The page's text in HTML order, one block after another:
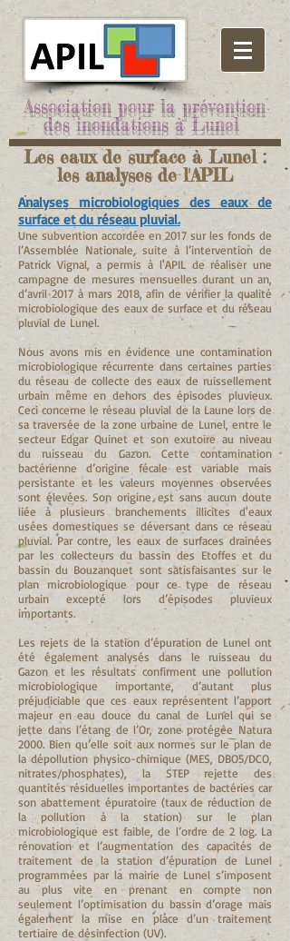
Association pour la prévention
des inondations à Lunel
Les eaux de surface à Lunel :
les analyses de l'APIL
Analyses microbiologiques des eaux de
surface et du réseau pluvial.
Une subvention accordée en 2017 sur les fonds de
l’Assemblée Nationale, suite à l’intervention de
Patrick Vignal, a permis à l'APIL de réaliser une
campagne de mesures mensuelles durant un an,
d’avril 2017 à mars 2018, afin de vérifier la qualité
microbiologique des eaux de surface et du réseau
pluvial de Lunel.
Nous avons mis en évidence une contamination
microbiologique récurrente dans certaines parties
du réseau de collecte des eaux de ruissellement
urbain même en dehors des épisodes pluvieux.
Ceci concerne le réseau pluvial de la Laune lors de
sa traversée de la zone urbaine de Lunel, entre le
secteur Edgar Quinet et son exutoire au niveau
du ruisseau du Gazon. Cette contamination
bactérienne d’origine fécale est variable mais
persistante et les valeurs moyennes observées
sont élevées. Son origine est sans aucun doute
liée à plusieurs branchements illicites d'eaux
usées domestiques se déversant dans ce réseau
pluvial. Par contre, les eaux de surfaces drainées
par les collecteurs du bassin des Etoffes et du
bassin du Bouzanquet sont satisfaisantes sur le
plan microbiologique pour ce type de réseau
urbain excepté lors d’épisodes pluvieux
importants.
Les rejets de la station d’épuration de Lunel ont
été également analysés dans le ruisseau du
Gazon et les résultats confirment une pollution
microbiologique importante, d’autant plus
préjudiciable que ces eaux représentent l’apport
majeur en eau douce du canal de Lunel qui se
jette dans l’étang de l’Or, zone protégée Natura
2000. Bien qu’elle soit aux normes sur le plan de
la dépollution physico-chimique (MES, DBO5/DCO,
nitrates/phosphates), la STEP rejette des
quantités résiduelles importantes de bactéries car
son abattement épuratoire (taux de réduction de
la pollution à la station) sur le plan
microbiologique est faible, de l’ordre de 2 log. La
rénovation et l’augmentation des capacités de
traitement de la station d’épuration de Lunel
programmées par la mairie de Lunel s’imposent
au plus vite en prenant en compte non
seulement l’optimisation du bassin d’orage mais
également la mise en place d’un traitement
tertiaire de désinfection (UV).